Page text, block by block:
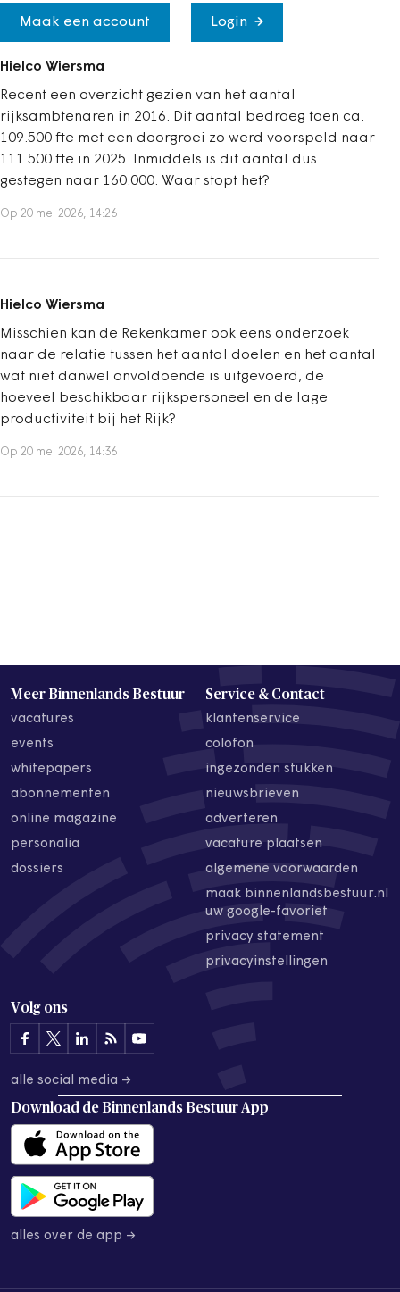
Maak een account Login
Hielco Wiersma
Recent een overzicht gezien van het aantal
rijksambtenaren in 2016. Dit aantal bedroeg toen ca.
109.500 fte met een doorgroei zo werd voorspeld naar
111.500 fte in 2025. Inmiddels is dit aantal dus
gestegen naar 160.000. Waar stopt het?
Op 20 mei 2026, 14:26
Hielco Wiersma
Misschien kan de Rekenkamer ook eens onderzoek
naar de relatie tussen het aantal doelen en het aantal
wat niet danwel onvoldoende is uitgevoerd, de
hoeveel beschikbaar rijkspersoneel en de lage
productiviteit bij het Rijk?
Op 20 mei 2026, 14:36
Meer Binnenlands Bestuur
vacatures
events
whitepapers
abonnementen
online magazine
personalia
dossiers
Service & Contact
klantenservice
colofon
ingezonden stukken
nieuwsbrieven
adverteren
vacature plaatsen
algemene voorwaarden
maak binnenlandsbestuur.nl
uw google-favoriet
privacy statement
privacyinstellingen
Volg ons
alle social media →
Download de Binnenlands Bestuur App
alles over de app →